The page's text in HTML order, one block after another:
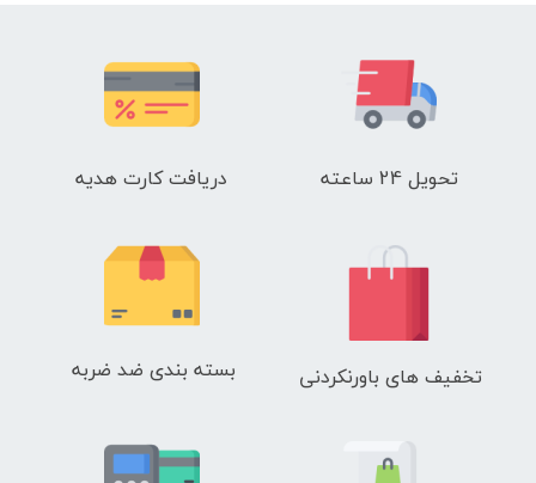
★ ★
تحویل 24 ساعته دریافت کارت هدیه
تخفیف های باورنکردنی بسته بندی ضد ضربه